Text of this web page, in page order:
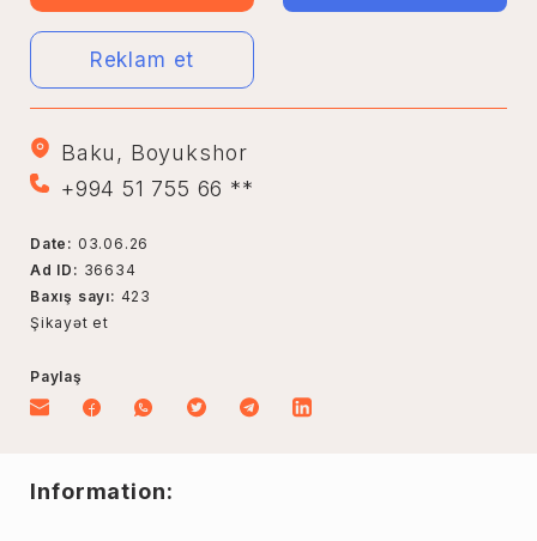
Reklam et
Baku, Boyukshor
+994 51 755 66 **
Date: 03.06.26
Ad ID: 36634
Baxış sayı: 423
Şikayət et
Paylaş
Information: